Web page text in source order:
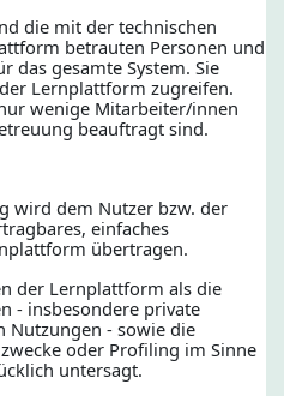
die mit der technischen
betrauten Personen und
das gesamte System. Sie
Lernplattform zugreifen.
wenige Mitarbeiter/innen
beauftragt sind.
wird dem Nutzer bzw. der
einfaches
übertragen.
der Lernplattform als die
‑ insbesondere private
‑ sowie die
oder Profiling im Sinne
untersagt.